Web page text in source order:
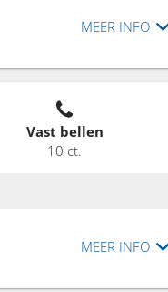
MEER INFO
Vast bellen
10 ct.
MEER INFO